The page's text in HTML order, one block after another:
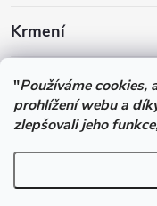
"Používáme cookies,
prohlížení webu a
zlepšovali jeho
Krmení
Podle zákona o
kupujícímu účtenku.
správce daně online; v
do 48 hodin.
Copyright 2026Pesan-